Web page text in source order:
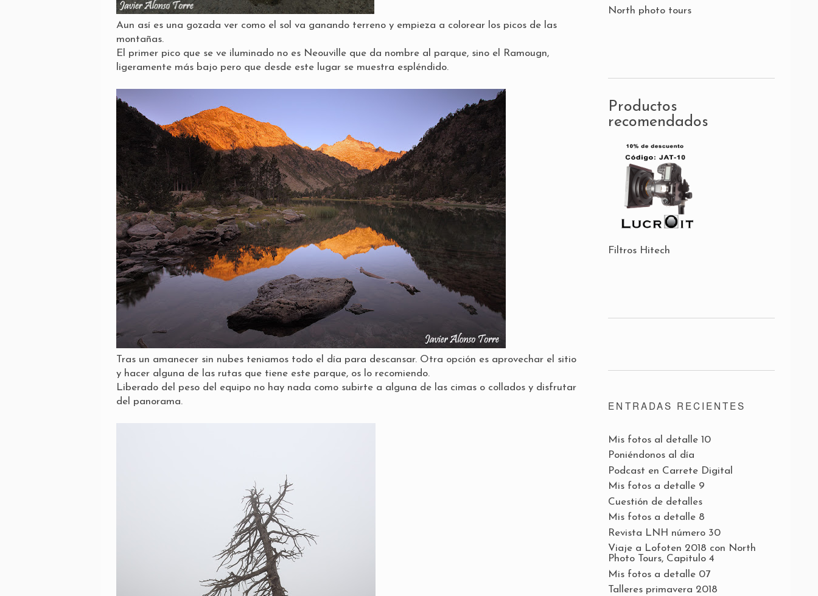
Aun así es una gozada ver como el sol va ganando terreno y empieza a colorear los picos de las
montañas.
El primer pico que se ve iluminado no es Neouville que da nombre al parque, sino el Ramougn,
ligeramente más bajo pero que desde este lugar se muestra espléndido.
Tras un amanecer sin nubes teniamos todo el día para descansar. Otra opción es aprovechar el sitio
y hacer alguna de las rutas que tiene este parque, os lo recomiendo.
Liberado del peso del equipo no hay nada como subirte a alguna de las cimas o collados y disfrutar
del panorama.
North photo tours
Productos
recomendados
Filtros Hitech
ENTRADAS RECIENTES
Mis fotos al detalle 10
Poniéndonos al día
Podcast en Carrete Digital
Mis fotos a detalle 9
Cuestión de detalles
Mis fotos a detalle 8
Revista LNH número 30
Viaje a Lofoten 2018 con North
Photo Tours, Capitulo 4
Mis fotos a detalle 07
Talleres primavera 2018